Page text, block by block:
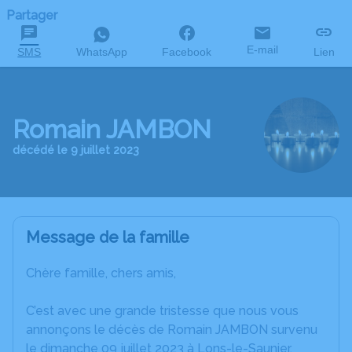
Partager
SMS WhatsApp Facebook E-mail Lien
Romain JAMBON
décédé le 9 juillet 2023
Message de la famille
Chère famille, chers amis,
C’est avec une grande tristesse que nous vous
annonçons le décès de Romain JAMBON survenu
le dimanche 09 juillet 2023 à Lons-le-Saunier.